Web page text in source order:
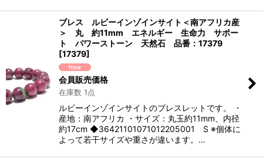
ブレス ルビーインゾインサイト＜南アフリカ産
＞ 丸 約11mm エネルギー 生命力 サポー
ト パワーストーン 天然石 品番：17379
[17379]
会員販売価格
在庫数 1点
ルビーインゾインサイトのブレスレットです。 ・
産地：南アフリカ ・サイズ：丸玉約11mm、内径
約17cm ◆36421101071012205001 S ※個体に
よって若干サイズや重さが違います。…